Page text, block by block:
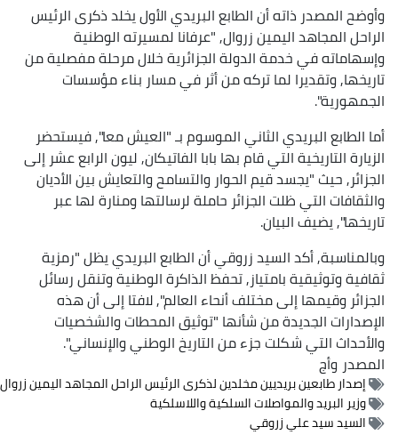
وأوضح المصدر ذاته أن الطابع البريدي الأول يخلد ذكرى الرئيس
الراحل المجاهد اليمين زروال, "عرفانا لمسيرته الوطنية
وإسهاماته في خدمة الدولة الجزائرية خلال مرحلة مفصلية من
تاريخها, وتقديرا لما تركه من أثر في مسار بناء مؤسسات
الجمهورية".
أما الطابع البريدي الثاني الموسوم بـ "العيش معا", فيستحضر
الزيارة التاريخية التي قام بها بابا الفاتيكان, ليون الرابع عشر إلى
الجزائر, حيث "يجسد قيم الحوار والتسامح والتعايش بين الأديان
والثقافات التي ظلت الجزائر حاملة لرسالتها ومنارة لها عبر
تاريخها", يضيف البيان.
وبالمناسبة, أكد السيد زروقي أن الطابع البريدي يظل "رمزية
ثقافية وتوثيقية بامتياز, تحفظ الذاكرة الوطنية وتنقل رسائل
الجزائر وقيمها إلى مختلف أنحاء العالم", لافتا إلى أن هذه
الإصدارات الجديدة من شأنها "توثيق المحطات والشخصيات
والأحداث التي شكلت جزء من التاريخ الوطني والإنساني".
المصدروأج
إصدار طابعين بريديين مخلدين لذكرى الرئيس الراحل المجاهد اليمين زروال
وزير البريد والمواصلات السلكية واللاسلكية
السيد سيد علي زروقي